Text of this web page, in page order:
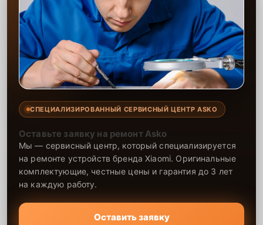
СПЕЦИАЛИЗИРОВАННЫЙ СЕРВИСНЫЙ ЦЕНТР ASKO
Оставьте заявку на ремонт Asko
Мы — сервисный центр, который специализируется
на ремонте устройств бренда Xiaomi. Оригинальные
комплектующие, честные цены и гарантия до 3 лет
на каждую работу.
Оставить заявку